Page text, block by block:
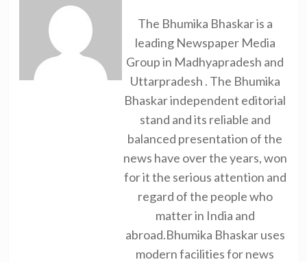
The Bhumika Bhaskar is a
leading Newspaper Media
Group in Madhyapradesh and
Uttarpradesh . The Bhumika
Bhaskar independent editorial
stand and its reliable and
balanced presentation of the
news have over the years, won
for it the serious attention and
regard of the people who
matter in India and
abroad.Bhumika Bhaskar uses
modern facilities for news